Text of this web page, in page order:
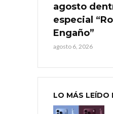
agosto
especial
Engaño”
agosto 6, 2026
LO MÁS LEÍDO